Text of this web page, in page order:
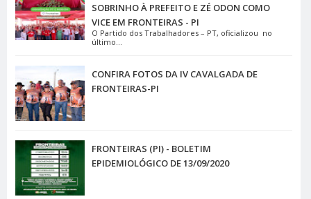
SOBRINHO À PREFEITO E ZÉ ODON COMO
VICE EM FRONTEIRAS - PI
O Partido dos Trabalhadores – PT, oficializou no
último...
CONFIRA FOTOS DA IV CAVALGADA DE
FRONTEIRAS-PI
FRONTEIRAS (PI) - BOLETIM
EPIDEMIOLÓGICO DE 13/09/2020